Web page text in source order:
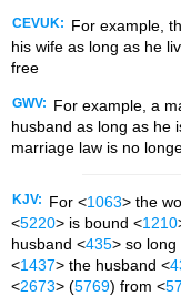
CEVUK:
For example,
his wife as long as he
free
GWV:
For example, a
husband as long as he
marriage law is no
KJV: For <1063> the
<5220> is bound <1210
husband <435> so long
<1437> the husband <
<2673> (5769) from <